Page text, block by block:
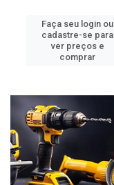
Faça seu login ou
cadastre-se para
ver preços e
comprar